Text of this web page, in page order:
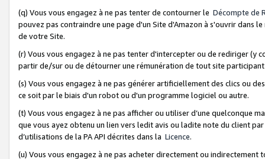
(q) Vous vous engagez à ne pas tenter de contourner le Décompte de
pouvez pas contraindre une page d'un Site d'Amazon à s'ouvrir dans
de votre Site.
(r) Vous vous engagez à ne pas tenter d'intercepter ou de rediriger
partir de/sur ou de détourner une rémunération de tout site
(s) Vous vous engagez à ne pas générer artificiellement des clics ou
ce soit par le biais d'un robot ou d'un programme logiciel ou autre.
(t) Vous vous engagez à ne pas afficher ou utiliser d’une quelconque
que vous ayez obtenu un lien vers ledit avis ou ladite note du client
d’utilisations de la PA API décrites dans la Licence.
(u) Vous vous engagez à ne pas acheter directement ou